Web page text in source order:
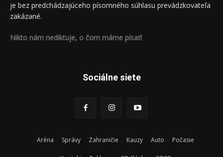
je bez predchádzajúceho písomného súhlasu prevádzkovateľa
zakázané.
Nikto nám nediktuje, o čom máme písať!
Sociálne siete
Aréna Správy Zahraničie Kauzy Auto Počasie